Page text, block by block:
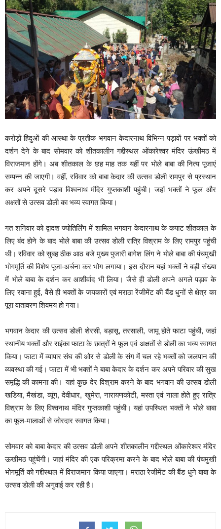
करोड़ों हिंदुओं की आस्था के प्रतीक भगवान केदारनाथ विभिन्न पड़ावों पर भक्तों को
दर्शन देने के बाद सोमवार को शीतकालीन गद्दीस्थल ओंकारेश्वर मंदिर ऊंखीमठ में
विराजमान होंगे। अब शीतकाल के छह माह तक यहीं पर भोले बाबा की नित्य पूजाएं
सम्पन्न की जाएगी। वहीं, रविवार को बाबा केदार की उत्सव डोली रामपुर से प्रस्थान
कर अपने दूसरे पड़ाव विश्वनाथ मंदिर गुप्तकाशी पहुंची। जहां भक्तों ने फूल और
अक्षतों से उत्सव डोली का भव्य स्वागत किया।
गत शनिवार को द्वादश ज्योतिर्लिंग में शामिल भगवान केदारनाथ के कपाट शीतकाल के
लिए बंद होने के बाद भोले बाबा की उत्सव डोली रात्रि विश्राम के लिए रामपुर पहुंची
थी। रविवार को सुबह ठीक आठ बजे मुख्य पुजारी बागेश लिंग ने भोले बाबा की पंचमुखी
भोगमूर्ति की विशेष पूजा-अर्चना कर भोग लगाया। इस दौरान यहां भक्तों ने बड़ी संख्या
में भोले बाबा के दर्शन कर आशीर्वाद भी लिया। जैसे ही डोली अपने अगले पड़ाव के
लिए रवाना हुई, वैसे ही भक्तों के जयकारों एवं मराठा रेंजीमेंट की बैंड धुनों से क्षेत्र का
पूरा वातावरण शिवमय हो गया।
भगवान केदार की उत्सव डोली शेरसी, बड़ासू, तरसाली, जामू होते फाटा पहुंची, जहां
स्थानीय भक्तों और राइंका फाटा के छात्रों ने फूल एवं अक्षतों से डोली का भव्य स्वागत
किया। फाटा में व्यापार संघ की ओर से डोली के संग में चल रहे भक्तों को जलपान की
व्यवस्था की गई। फाटा में भी भक्तों ने बाबा केदार के दर्शन कर अपने परिवार की सुख
समृद्धि की कामना की। यहां कुछ देर विश्राम करने के बाद भगवान की उत्सव डोली
खडिया, मैखंडा, व्यूंग, देवीधार, खुमेरा, नारायणकोटी, मस्ता एवं नाला होते हुए रात्रि
विश्राम के लिए विश्वनाथ मंदिर गुप्तकाशी पहुंची। यहां उपस्थित भक्तों ने भोले बाबा
का फूल-मालाओं से जोरदार स्वागत किया।
सोमवार को बाबा केदार की उत्सव डोली अपने शीतकालीन गद्दीस्थल ओंकारेश्वर मंदिर
ऊखीमठ पहुंचेंगी। जहां मंदिर की एक परिक्रमा करने के बाद भोले बाबा की पंचमुखी
भोगमूर्ति को गद्दीस्थल में विराजमान किया जाएगा। मराठा रेजीमेंट की बैंड धुने बाबा के
उत्सव डोली की अगुवाई कर रही है।